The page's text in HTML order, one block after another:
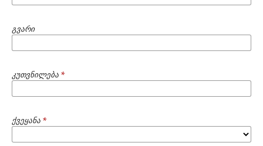
გვარი
კუთვნილება *
ქვეყანა *